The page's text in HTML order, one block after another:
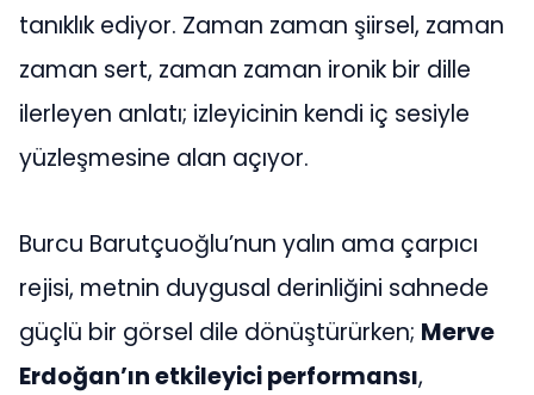
tanıklık ediyor. Zaman zaman şiirsel, zaman
zaman sert, zaman zaman ironik bir dille
ilerleyen anlatı; izleyicinin kendi iç sesiyle
yüzleşmesine alan açıyor.
Burcu Barutçuoğlu’nun yalın ama çarpıcı
rejisi, metnin duygusal derinliğini sahnede
güçlü bir görsel dile dönüştürürken; Merve
Erdoğan’ın etkileyici performansı,